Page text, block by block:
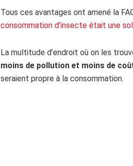
Tous ces avantages ont amené la
consommation d’insecte était une
La multitude d’endroit où on les
moins de pollution et moins de
seraient propre à la consommation.